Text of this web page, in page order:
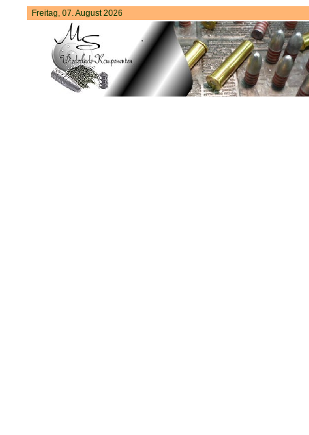
Freitag, 07. August 2026